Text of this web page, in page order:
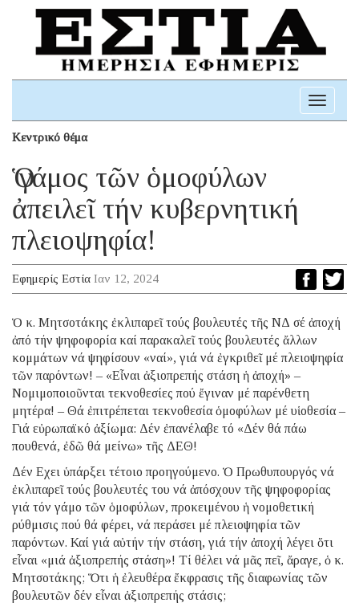
Toggle
Κεντρικό θέμα
Ὁ γάμος τῶν ὁμοφύλων
ἀπειλεῖ τήν κυβερνητική
πλειοψηφία!
Εφημερίς Εστία Ιαν 12, 2024
Ὁ κ. Μητσοτάκης ἐκλιπαρεῖ τούς βουλευτές τῆς ΝΔ σέ ἀποχή
ἀπό τήν ψηφοφορία καί παρακαλεῖ τούς βουλευτές ἄλλων
κομμάτων νά ψηφίσουν «ναί», γιά νά ἐγκριθεῖ μέ πλειοψηφία
τῶν παρόντων! – «Εἶναι ἀξιοπρεπής στάση ἡ ἀποχή» –
Νομιμοποιοῦνται τεκνοθεσίες πού ἔγιναν μέ παρένθετη
μητέρα! – Θά ἐπιτρέπεται τεκνοθεσία ὁμοφύλων μέ υἱοθεσία –
Γιά εὐρωπαϊκό ἀξίωμα: Δέν ἐπανέλαβε τό «Δέν θά πάω
πουθενά, ἐδῶ θά μείνω» τῆς ΔΕΘ!
Δέν Εχει ὑπάρξει τέτοιο προηγούμενο. Ὁ Πρωθυπουργός νά
ἐκλιπαρεῖ τούς βουλευτές του νά ἀπόσχουν τῆς ψηφοφορίας
γιά τόν γάμο τῶν ὁμοφύλων, προκειμένου ἡ νομοθετική
ρύθμισις πού θά φέρει, νά περάσει μέ πλειοψηφία τῶν
παρόντων. Καί γιά αὐτήν τήν στάση, γιά τήν ἀποχή λέγει ὅτι
εἶναι «μιά ἀξιοπρεπής στάση»! Τί θέλει νά μᾶς πεῖ, ἄραγε, ὁ κ.
Μητσοτάκης; Ὅτι ἡ ἐλευθέρα ἔκφρασις τῆς διαφωνίας τῶν
βουλευτῶν δέν εἶναι ἀξιοπρεπής στάσις;